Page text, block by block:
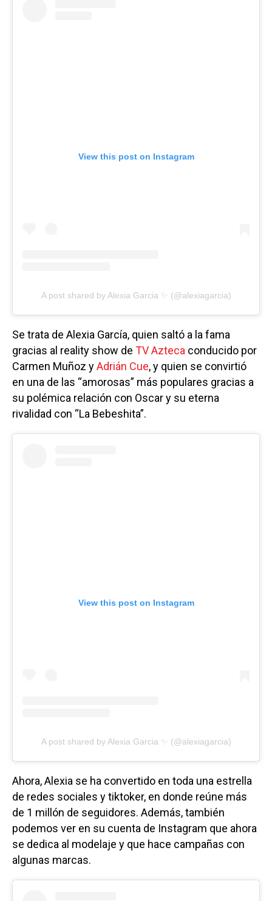
View this post on Instagram
A post shared by Alexia Garcia ✨ (@alexiagarcia)
Se trata de Alexia García, quien saltó a la fama
gracias al reality show de TV Azteca conducido por
Carmen Muñoz yAdrián Cue, y quien se convirtió
en una de las “amorosas” más populares gracias a
su polémica relación con Oscar y su eterna
rivalidad con “La Bebeshita”.
View this post on Instagram
A post shared by Alexia Garcia ✨ (@alexiagarcia)
Ahora, Alexia se ha convertido en toda una estrella
de redes sociales y tiktoker, en donde reúne más
de 1 millón de seguidores. Además, también
podemos ver en su cuenta de Instagram que ahora
se dedica al modelaje y que hace campañas con
algunas marcas.